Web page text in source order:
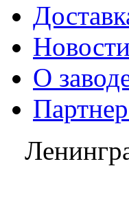
Новости
О